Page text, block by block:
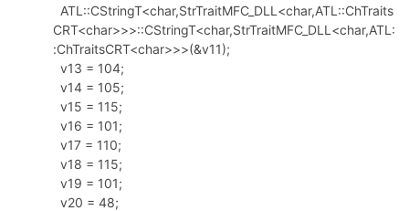
ATL::CStringT<char,StrTraitMFC_DLL<char,ATL::ChTraits
CRT<char>>>::CStringT<char,StrTraitMFC_DLL<char,ATL:
:ChTraitsCRT<char>>>(&v11);
v13 = 104;
v14 = 105;
v15 = 115;
v16 = 101;
v17 = 110;
v18 = 115;
v19 = 101;
v20 = 48;